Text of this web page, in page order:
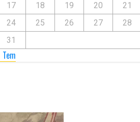
17
18 19 20 21
24
25 26 27 28
31